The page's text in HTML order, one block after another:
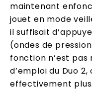
maintenant
jouet en mode
il suffisait
(ondes de
fonction n’est
d’emploi du Duo
effectivement plus.